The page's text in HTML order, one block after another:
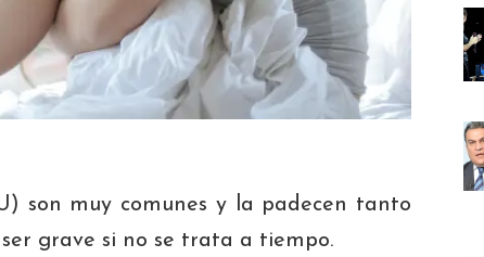
son muy comunes y la padecen tanto
grave si no se trata a tiempo.